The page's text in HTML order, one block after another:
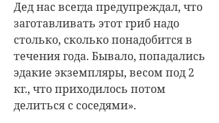
Дед нас всегда предупреждал, что
заготавливать этот гриб надо
столько, сколько понадобится в
течения года. Бывало, попадались
эдакие экземпляры, весом под 2
кг., что приходилось потом
делиться с соседями».